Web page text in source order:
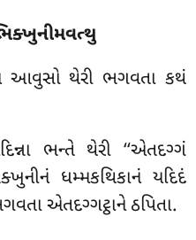
આવુસો થેરી ભગવતા કથં
ભન્તે થેરી ‘‘એતદગ્ગં
ધમ્મકથિકાનં યદિદં
એતદગ્ગટ્ઠાને ઠપિતા.